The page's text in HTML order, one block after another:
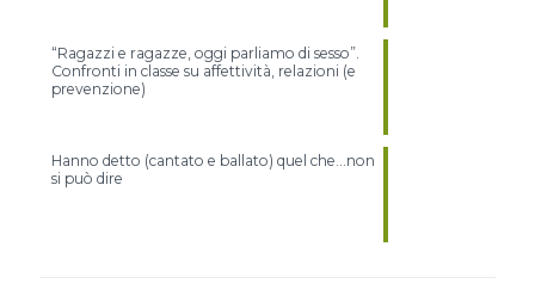
“Ragazzi e ragazze, oggi parliamo di sesso”.
Confronti in classe su affettività, relazioni (e
prevenzione)
Hanno detto (cantato e ballato) quel che…non
si può dire